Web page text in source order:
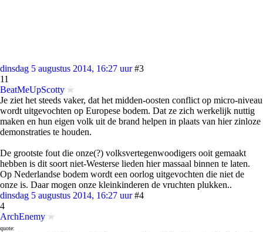
dinsdag 5 augustus 2014, 16:27 uur #3
11
BeatMeUpScotty
Je ziet het steeds vaker, dat het midden-oosten conflict op micro-niveau
wordt uitgevochten op Europese bodem. Dat ze zich werkelijk nuttig
maken en hun eigen volk uit de brand helpen in plaats van hier zinloze
demonstraties te houden.
De grootste fout die onze(?) volksvertegenwoodigers ooit gemaakt
hebben is dit soort niet-Westerse lieden hier massaal binnen te laten.
Op Nederlandse bodem wordt een oorlog uitgevochten die niet de
onze is. Daar mogen onze kleinkinderen de vruchten plukken..
dinsdag 5 augustus 2014, 16:27 uur #4
4
ArchEnemy
quote: